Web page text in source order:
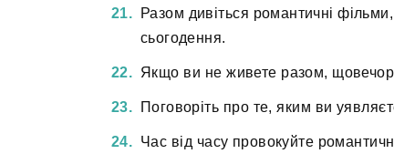
Разом дивіться романтичні
сьогодення.
Якщо ви не живете разом,
Поговоріть про те, яким ви
Час від часу провокуйте